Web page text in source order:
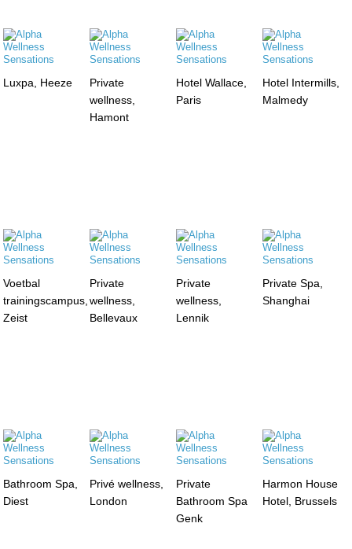
Luxpa, Heeze
Private
wellness,
Hamont
Hotel Wallace,
Paris
Hotel Intermills,
Malmedy
Voetbal
trainingscampus,
Zeist
Private
wellness,
Bellevaux
Private
wellness,
Lennik
Private Spa,
Shanghai
Bathroom Spa,
Diest
Privé wellness,
London
Private
Bathroom Spa
Genk
Harmon House
Hotel, Brussels